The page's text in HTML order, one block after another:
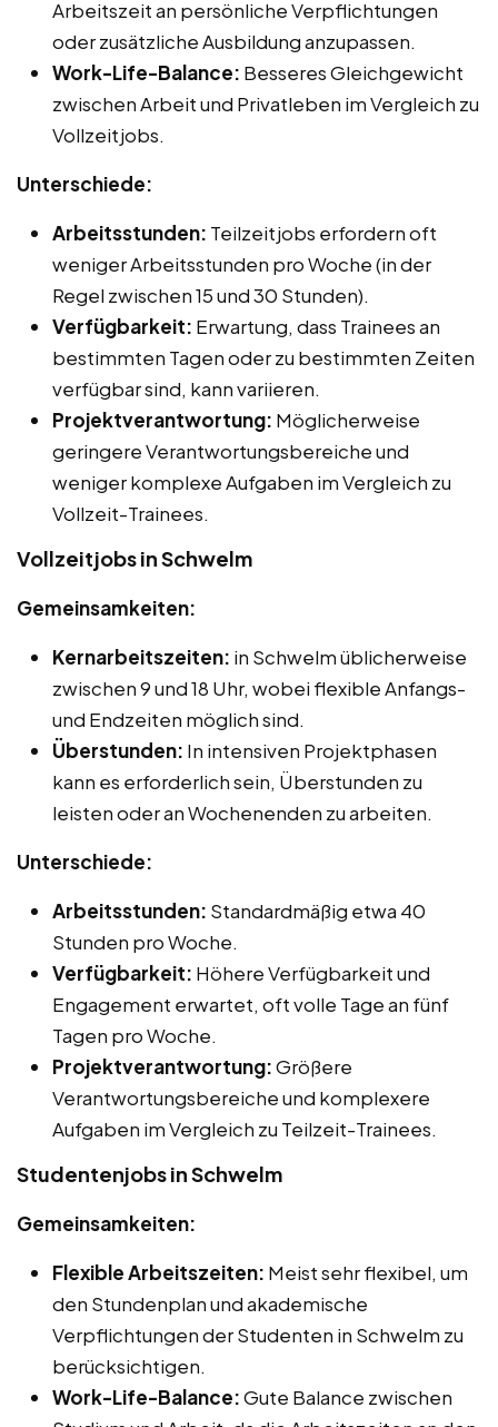
Arbeitszeit an persönliche Verpflichtungen
oder zusätzliche Ausbildung anzupassen.
Work-Life-Balance: Besseres Gleichgewicht
zwischen Arbeit und Privatleben im Vergleich zu
Vollzeitjobs.
Unterschiede:
Arbeitsstunden: Teilzeitjobs erfordern oft
weniger Arbeitsstunden pro Woche (in der
Regel zwischen 15 und 30 Stunden).
Verfügbarkeit: Erwartung, dass Trainees an
bestimmten Tagen oder zu bestimmten Zeiten
verfügbar sind, kann variieren.
Projektverantwortung: Möglicherweise
geringere Verantwortungsbereiche und
weniger komplexe Aufgaben im Vergleich zu
Vollzeit-Trainees.
Vollzeitjobs in Schwelm
Gemeinsamkeiten:
Kernarbeitszeiten: in Schwelm üblicherweise
zwischen 9 und 18 Uhr, wobei flexible Anfangs-
und Endzeiten möglich sind.
Überstunden: In intensiven Projektphasen
kann es erforderlich sein, Überstunden zu
leisten oder an Wochenenden zu arbeiten.
Unterschiede:
Arbeitsstunden: Standardmäßig etwa 40
Stunden pro Woche.
Verfügbarkeit: Höhere Verfügbarkeit und
Engagement erwartet, oft volle Tage an fünf
Tagen pro Woche.
Projektverantwortung:Größere
Verantwortungsbereiche und komplexere
Aufgaben im Vergleich zu Teilzeit-Trainees.
Studentenjobs in Schwelm
Gemeinsamkeiten:
Flexible Arbeitszeiten: Meist sehr flexibel, um
den Stundenplan und akademische
Verpflichtungen der Studenten in Schwelm zu
berücksichtigen.
Work-Life-Balance:Gute Balance zwischen